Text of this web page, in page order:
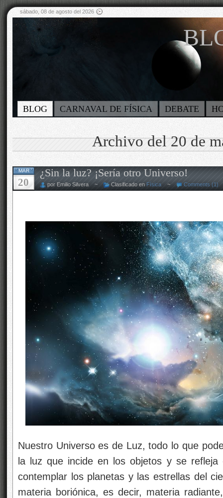
sábado, 08 de agosto del 2026
BLOG CARNAVAL DE FÍSICA DEBATE
Archivo del 20 de
MAR
20
¿Sin la luz? ¡Sería otro Universo!
por Emilio Silvera ~ Clasificado en Física~ Comments (1)
Nuestro Universo es de Luz, todo lo que
la luz que incide en los objetos y se
contemplar los planetas y las estrellas del
materia boriónica, es decir, materia